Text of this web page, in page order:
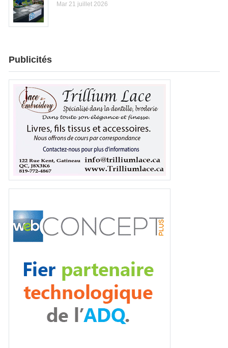
Mar 21 juillet 2026
Publicités